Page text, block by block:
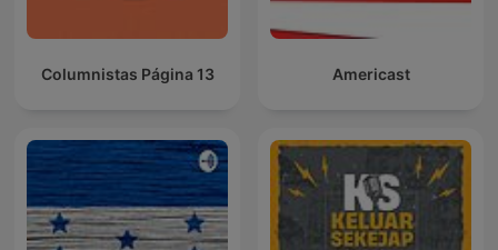
Columnistas Página 13 Americast